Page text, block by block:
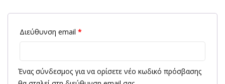
Διεύθυνση email *
Ένας σύνδεσμος για να ορίσετε νέο κωδικό πρόσβασης